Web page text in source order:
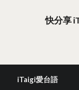
快分享
iTaigi愛台語